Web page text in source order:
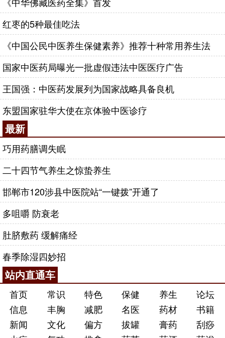
红枣的5种最佳吃法
《中国公民中医养生保健素养》推荐十种常用养生法
国家中医药局曝光一批虚假违法中医医疗广告
王国强：中医药发展列为国家战略具备良机
东盟国家驻华大使在京体验中医诊疗
最新
巧用药膳调失眠
二十四节气养生之惊蛰养生
邯郸市120涉县中医院站“一键拨”开通了
多咀嚼 防衰老
肚脐敷药 缓解痛经
春季除湿四妙招
站内直通车
首页 常识 特色 保健 养生
论坛
信息
丰胸 减肥 名医 药材
书籍
新闻
文化 偏方 拔罐 膏药
刮痧